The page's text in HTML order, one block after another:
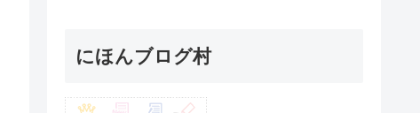
にほんブログ村